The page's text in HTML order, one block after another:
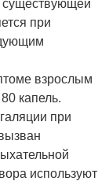
существующей
при
взрослым
капель.
при
используют